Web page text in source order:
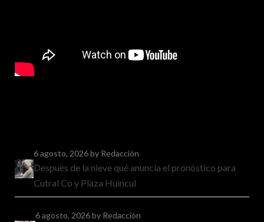
6 agosto, 2026by Redacción
Después de la nieve qué anuncia el pronóstico para
Cutral Co y Plaza Huincul
6 agosto, 2026by Redacción